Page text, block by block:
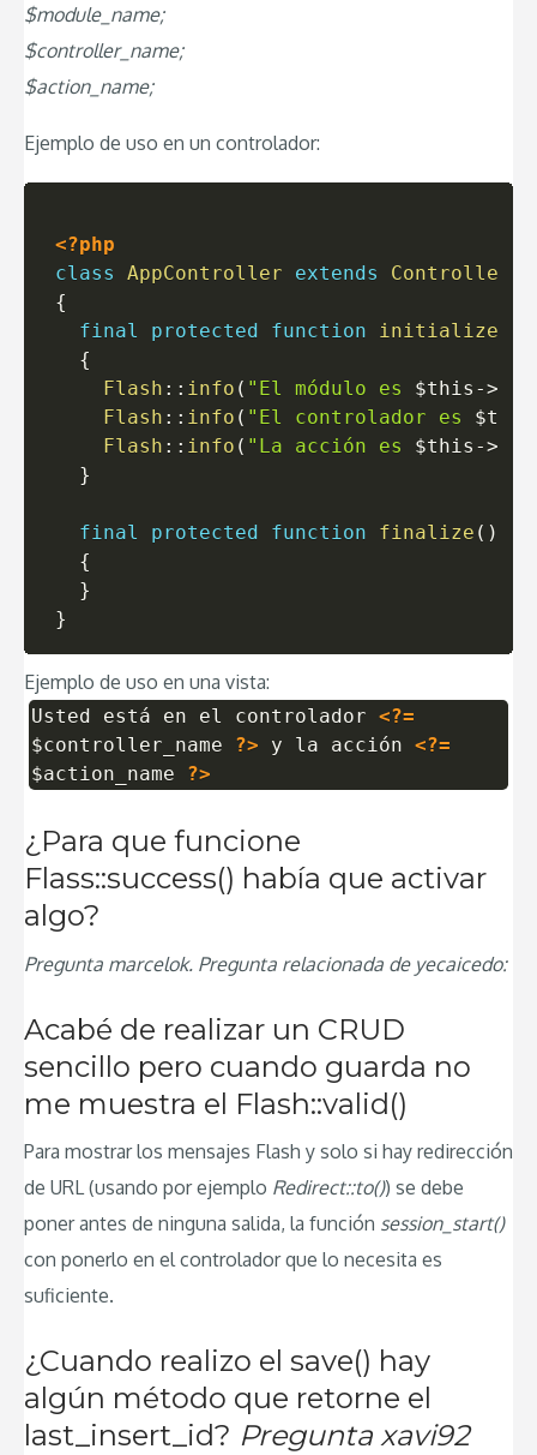
$module_name;
$controller_name;
$action_name;
Ejemplo de uso en un controlador:
<?php
class
AppController extends
Controller
{
final
protected function initialize
{
Flash :: info ( "El módulo es $this ->
Flash :: info ( "El controlador es $this
Flash :: info ( "La acción es $this ->
}
final protected function finalize ( )
{
}
}
Ejemplo de uso en una vista:
Usted está en el controlador <?=
$controller_name
?> y la acción <?=
$action_name
?>
¿Para que funcione
Flass::success() había que activar
algo?
Pregunta marcelok. Pregunta relacionada de yecaicedo:
Acabé de realizar un CRUD
sencillo pero cuando guarda no
me muestra el Flash::valid()
Para mostrar los mensajes Flash y solo si hay redirección
de URL (usando por ejemplo Redirect::to()) se debe
poner antes de ninguna salida, la función session_start()
con ponerlo en el controlador que lo necesita es
suficiente.
¿Cuando realizo el save() hay
algún método que retorne el
last_insert_id? Pregunta xavi92